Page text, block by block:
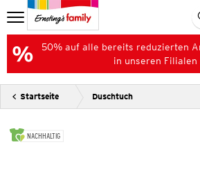
50% auf alle bereits reduzierten
in unseren Filialen
Startseite Duschtuch
NACHHALTIG